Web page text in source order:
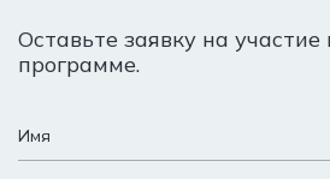
Оставьте заявку на участие
программе.